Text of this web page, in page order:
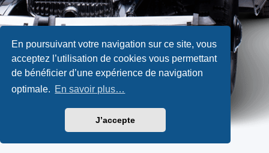
En poursuivant votre navigation sur ce site, vous
acceptez l’utilisation de cookies vous permettant
de bénéficier d’une expérience de navigation
optimale. En savoir plus…
J’accepte